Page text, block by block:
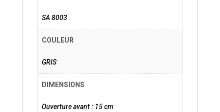
SA 8003
COULEUR
GRIS
DIMENSIONS
Ouverture avant : 15 cm